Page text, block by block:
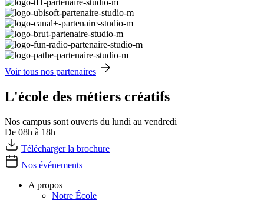
Voir tous nos partenaires
L'école des métiers créatifs
Nos campus sont ouverts du lundi au vendredi
De 08h à 18h
Télécharger la brochure
Nos événements
A propos
Notre École